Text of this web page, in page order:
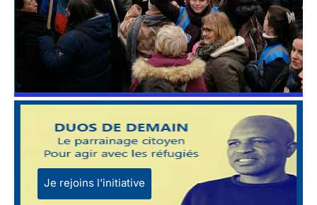
Je rejoins l'initiative